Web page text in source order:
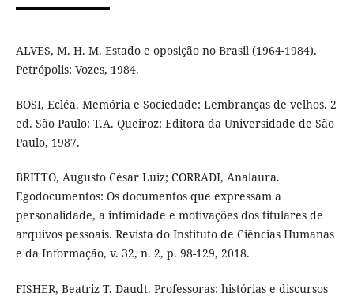
ALVES, M. H. M. Estado e oposição no Brasil (1964-1984).
Petrópolis: Vozes, 1984.
BOSI, Ecléa. Memória e Sociedade: Lembranças de velhos. 2
ed. São Paulo: T.A. Queiroz: Editora da Universidade de São
Paulo, 1987.
BRITTO, Augusto César Luiz; CORRADI, Analaura.
Egodocumentos: Os documentos que expressam a
personalidade, a intimidade e motivações dos titulares de
arquivos pessoais. Revista do Instituto de Ciências Humanas
e da Informação, v. 32, n. 2, p. 98-129, 2018.
FISHER, Beatriz T. Daudt. Professoras: histórias e discursos